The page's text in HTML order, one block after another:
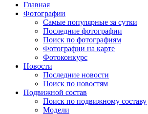
Главная
Фотографии
Cамые популярные за сутки
Последние фотографии
Поиск по фотографиям
Фотографии на карте
Фотоконкурс
Новости
Последние новости
Поиск по новостям
Подвижной состав
Поиск по подвижному составу
Модели